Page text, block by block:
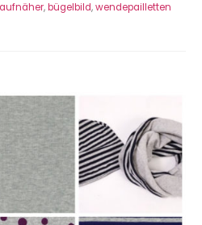
aufnäher,bügelbild,wendepailletten